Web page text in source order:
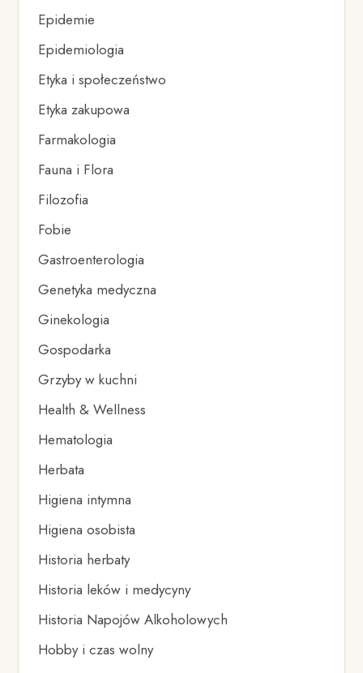
Epidemie
Epidemiologia
Etyka i społeczeństwo
Etyka zakupowa
Farmakologia
Fauna i Flora
Filozofia
Fobie
Gastroenterologia
Genetyka medyczna
Ginekologia
Gospodarka
Grzyby w kuchni
Health & Wellness
Hematologia
Herbata
Higiena intymna
Higiena osobista
Historia herbaty
Historia leków i medycyny
Historia Napojów Alkoholowych
Hobby i czas wolny